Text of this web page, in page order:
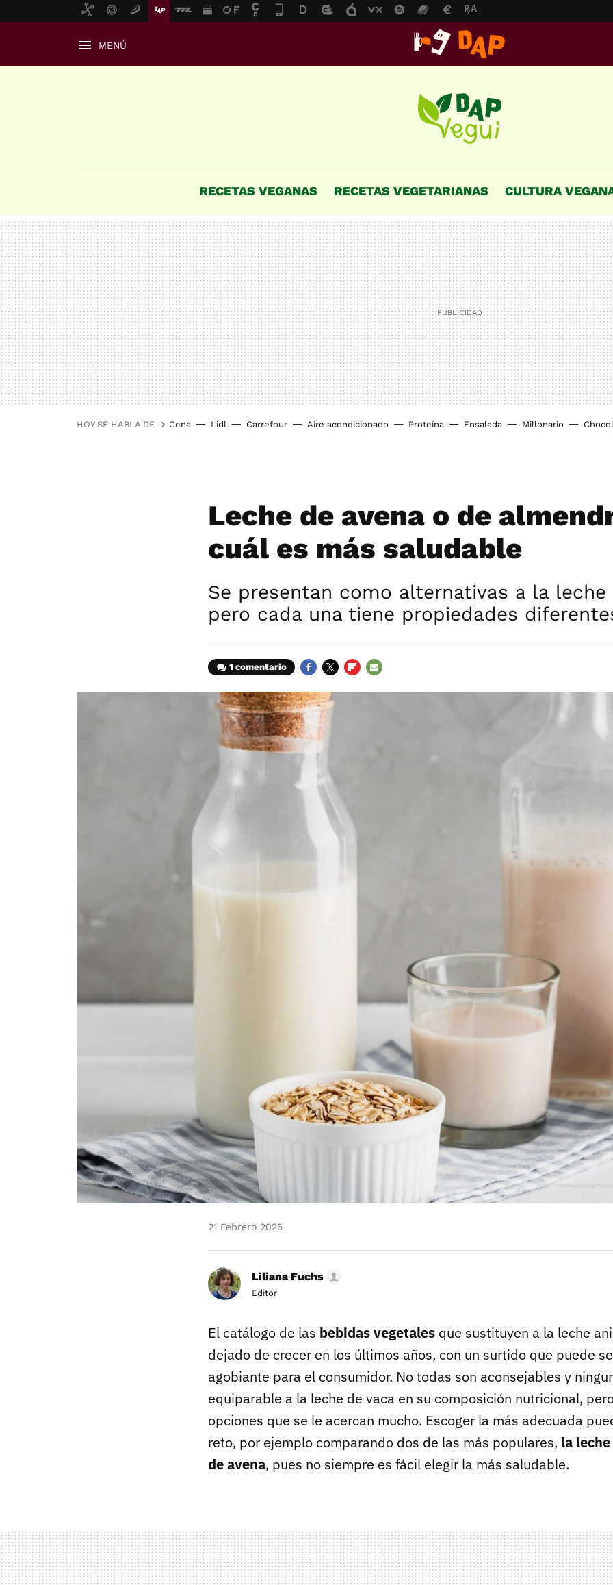
MENÚ
RECETAS VEGANAS RECETAS VEGETARIANAS CULTURA
HOY SE HABLA DE Cena Lidl Carrefour Aire acondicionado Proteína Ensalada Millonario
Leche de avena o de
cuál es más saludable
Se presentan como alternativas a la leche
pero cada una tiene propiedades
1 comentario
21 Febrero 2025
Liliana Fuchs
Editor
El catálogo de las bebidas vegetales que sustituyen a la leche
dejado de crecer en los últimos años, con un surtido que puede
agobiante para el consumidor. No todas son aconsejables y
equiparable a la leche de vaca en su composición nutricional,
opciones que se le acercan mucho. Escoger la más adecuada
reto, por ejemplo comparando dos de las más populares, la
de avena, pues no siempre es fácil elegir la más saludable.